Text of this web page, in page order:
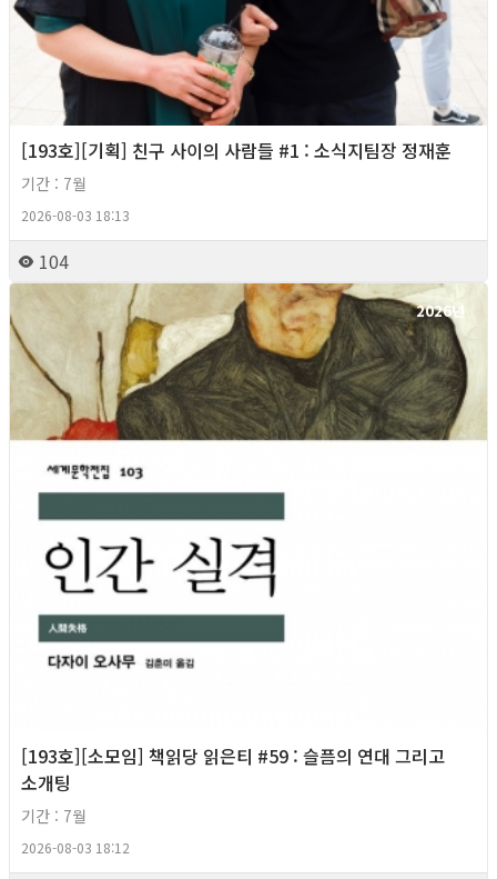
[193호][기획] 친구 사이의 사람들 #1 : 소식지팀장 정재훈
기간 : 7월
2026-08-03 18:13
104
2026년
[193호][소모임] 책읽당 읽은티 #59 : 슬픔의 연대 그리고
소개팅
기간 : 7월
2026-08-03 18:12